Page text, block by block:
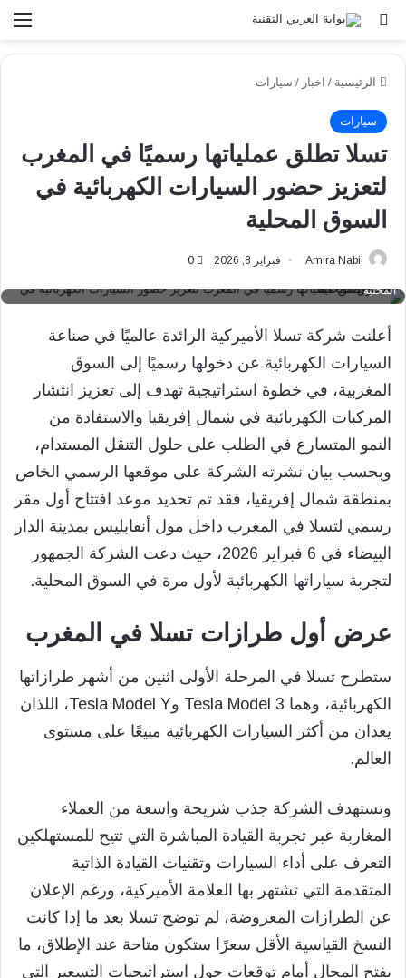
بحث عن
الرئيسية / اخبار / سيارات
سيارات
تسلا تطلق عملياتها رسميًا في المغرب
لتعزيز حضور السيارات الكهربائية في
السوق المحلية
Amira Nabil فبراير 8, 2026 0
تسلا تطلق عملياتها رسميًا في المغرب لتعزيز حضور السيارات الكهربائية في السوق
المحلية
أعلنت شركة تسلا الأميركية الرائدة عالميًا في صناعة
السيارات الكهربائية عن دخولها رسميًا إلى السوق
المغربية، في خطوة استراتيجية تهدف إلى تعزيز انتشار
المركبات الكهربائية في شمال إفريقيا والاستفادة من
النمو المتسارع في الطلب على حلول التنقل المستدام،
وبحسب بيان نشرته الشركة على موقعها الرسمي الخاص
بمنطقة شمال إفريقيا، فقد تم تحديد موعد افتتاح أول مقر
رسمي لتسلا في المغرب داخل مول أنفابليس بمدينة الدار
البيضاء في 6 فبراير 2026، حيث دعت الشركة الجمهور
لتجربة سياراتها الكهربائية لأول مرة في السوق المحلية.
عرض أول طرازات تسلا في المغرب
ستطرح تسلا في المرحلة الأولى اثنين من أشهر طرازاتها
الكهربائية، وهما Tesla Model 3 وTesla Model Y، اللذان
يعدان من أكثر السيارات الكهربائية مبيعًا على مستوى
العالم.
وتستهدف الشركة جذب شريحة واسعة من العملاء
المغاربة عبر تجربة القيادة المباشرة التي تتيح للمستهلكين
التعرف على أداء السيارات وتقنيات القيادة الذاتية
المتقدمة التي تشتهر بها العلامة الأميركية، ورغم الإعلان
عن الطرازات المعروضة، لم توضح تسلا بعد ما إذا كانت
النسخ القياسية الأقل سعرًا ستكون متاحة عند الإطلاق، ما
يفتح المجال أمام توقعات حول استراتيجيات التسعير التي